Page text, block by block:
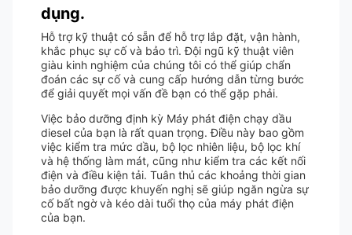
dụng.
Hỗ trợ kỹ thuật có sẵn để hỗ trợ lắp đặt, vận hành,
khắc phục sự cố và bảo trì. Đội ngũ kỹ thuật viên
giàu kinh nghiệm của chúng tôi có thể giúp chẩn
đoán các sự cố và cung cấp hướng dẫn từng bước
để giải quyết mọi vấn đề bạn có thể gặp phải.
Việc bảo dưỡng định kỳ Máy phát điện chạy dầu
diesel của bạn là rất quan trọng. Điều này bao gồm
việc kiểm tra mức dầu, bộ lọc nhiên liệu, bộ lọc khí
và hệ thống làm mát, cũng như kiểm tra các kết nối
điện và điều kiện tải. Tuân thủ các khoảng thời gian
bảo dưỡng được khuyến nghị sẽ giúp ngăn ngừa sự
cố bất ngờ và kéo dài tuổi thọ của máy phát điện
của bạn.